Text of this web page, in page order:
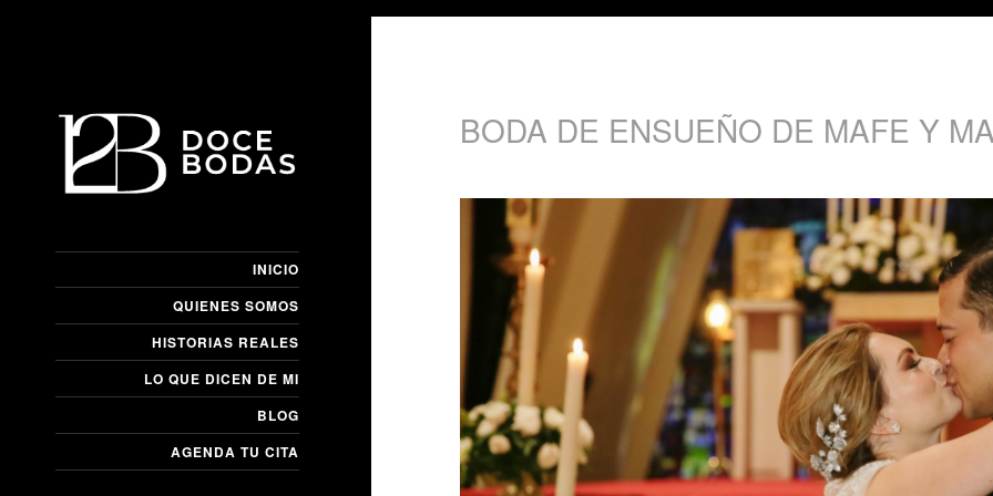
INICIO
QUIENES SOMOS
HISTORIAS REALES
LO QUE DICEN DE MI
BLOG
AGENDA TU CITA
BODA DE ENSUEÑO DE MAFE Y